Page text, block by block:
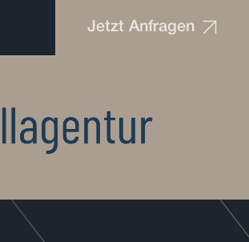
Jetzt Anfragen